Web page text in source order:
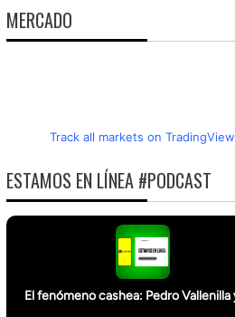
MERCADO
Track all markets on TradingView
ESTAMOS EN LÍNEA #PODCAST